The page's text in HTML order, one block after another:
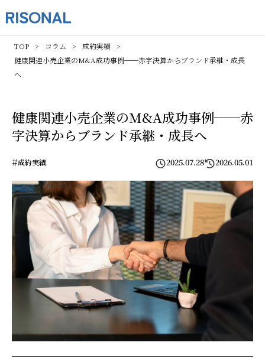
TOP コラム
成約実績
健康関連小売企業のM&A成功事例──赤字決算からブランド承継・成長
へ
健康関連小売企業のM&A成功事例──赤
字決算からブランド承継・成長へ
#成約実績 2025.07.28 2026.05.01